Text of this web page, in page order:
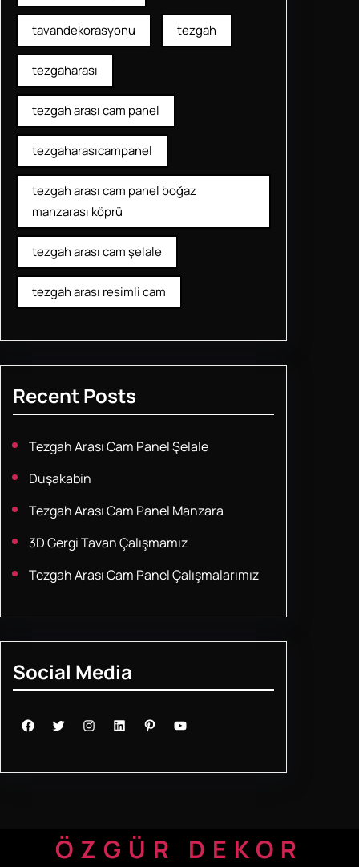
tavandekorasyonu tezgah
tezgaharası
tezgah arası cam panel
tezgaharasıcampanel
tezgah arası cam panel boğaz
manzarası köprü
tezgah arası cam şelale
tezgah arası resimli cam
Recent Posts
Tezgah Arası Cam Panel Şelale
Duşakabin
Tezgah Arası Cam Panel Manzara
3D Gergi Tavan Çalışmamız
Tezgah Arası Cam Panel Çalışmalarımız
Social Media
Facebook Twitter Instagram LinkedIn Pinterest YouTube
ÖZGÜR DEKOR